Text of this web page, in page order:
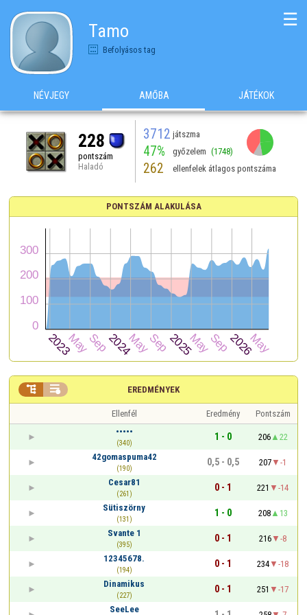
Tamo
Befolyásos tag
☰
NÉVJEGY AMŐBA JÁTÉKOK
228
pontszám
Haladó
3712 játszma
47% győzelem (1748)
262 ellenfelek átlagos pontszáma
PONTSZÁM ALAKULÁSA
EREDMÉNYEK
 
Ellenfél Eredmény
Pontszám
•••••
(340)
1 - 0 206
22
42gomaspuma42
(190)
0,5 - 0,5 207
-1
Cesar81
(261)
0 - 1 221
-14
Sütiszörny
(131)
1 - 0 208
13
Svante 1
(395)
0 - 1 216
-8
12345678.
(194)
0 - 1 234
-18
Dinamikus
(227)
0 - 1 251
-17
SeeLee